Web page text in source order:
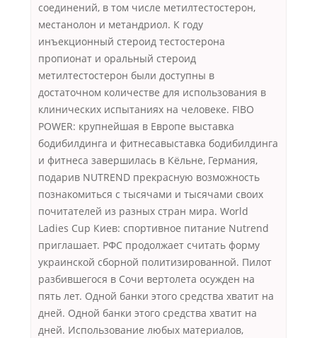
соединений, в том числе метилтестостерон,
местанолон и метандриол. К году
инъекционный стероид тестостерона
пропионат и оральный стероид
метилтестостерон были доступны в
достаточном количестве для использования в
клинических испытаниях на человеке. FIBO
POWER: крупнейшая в Европе выставка
бодибилдинга и фитнесавыставка бодибилдинга
и фитнеса завершилась в Кёльне, Германия,
подарив NUTREND прекрасную возможность
познакомиться с тысячами и тысячами своих
почитателей из разных стран мира. World
Ladies Cup Киев: спортивное питание Nutrend
приглашает. РФС продолжает считать форму
украинской сборной политизированной. Пилот
разбившегося в Сочи вертолета осужден на
пять лет. Одной банки этого средства хватит на
дней. Одной банки этого средства хватит на
дней. Использование любых материалов,